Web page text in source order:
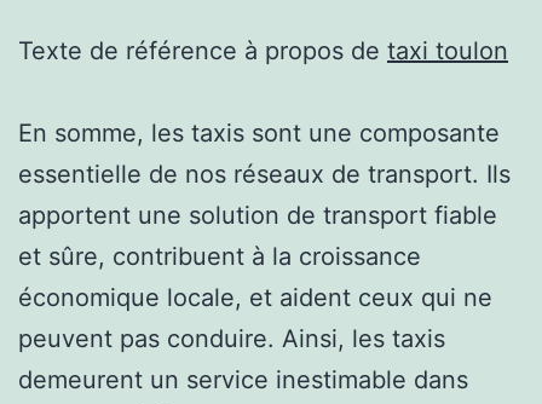
Texte de référence à propos de taxi toulon
En somme, les taxis sont une composante
essentielle de nos réseaux de transport. Ils
apportent une solution de transport fiable
et sûre, contribuent à la croissance
économique locale, et aident ceux qui ne
peuvent pas conduire. Ainsi, les taxis
demeurent un service inestimable dans